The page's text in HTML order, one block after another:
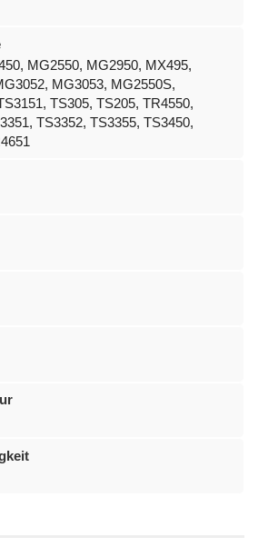
MG2550, MG2950, MX495,
MG3053, MG2550S,
TS305, TS205, TR4550,
TS3352, TS3355, TS3450,